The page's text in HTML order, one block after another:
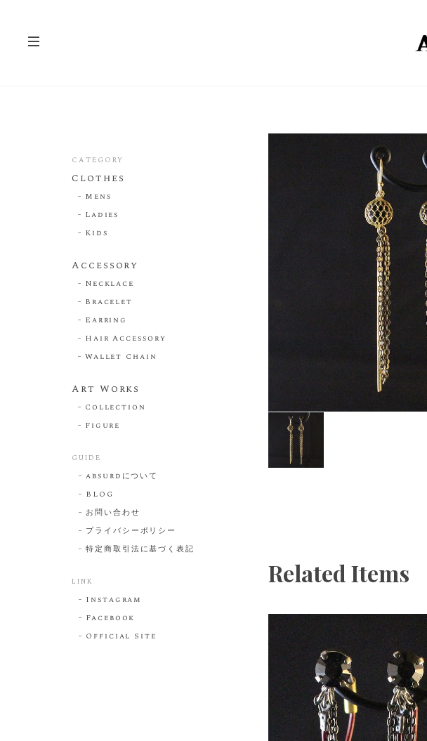
Related Items
CATEGORY
Clothes
Mens
Ladies
Kids
Accessory
Necklace
Bracelet
Earring
Hair Accessory
Wallet Chain
Art Works
Collection
Figure
GUIDE
absurdについて
BLOG
お問い合わせ
プライバシーポリシー
特定商取引法に基づく表記
LINK
Instagram
Facebook
Official Site